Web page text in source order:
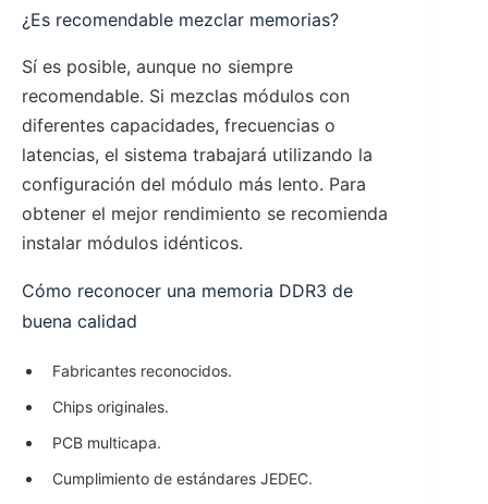
¿Es recomendable mezclar memorias?
Sí es posible, aunque no siempre
recomendable. Si mezclas módulos con
diferentes capacidades, frecuencias o
latencias, el sistema trabajará utilizando la
configuración del módulo más lento. Para
obtener el mejor rendimiento se recomienda
instalar módulos idénticos.
Cómo reconocer una memoria DDR3 de
buena calidad
Fabricantes reconocidos.
Chips originales.
PCB multicapa.
Cumplimiento de estándares JEDEC.